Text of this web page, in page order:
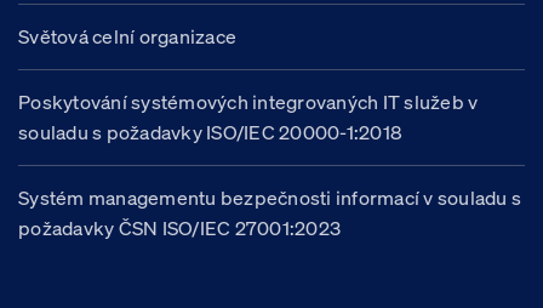
Světová celní organizace
Poskytování systémových integrovaných IT služeb v
souladu s požadavky ISO/IEC 20000-1:2018
Systém managementu bezpečnosti informací v souladu s
požadavky ČSN ISO/IEC 27001:2023